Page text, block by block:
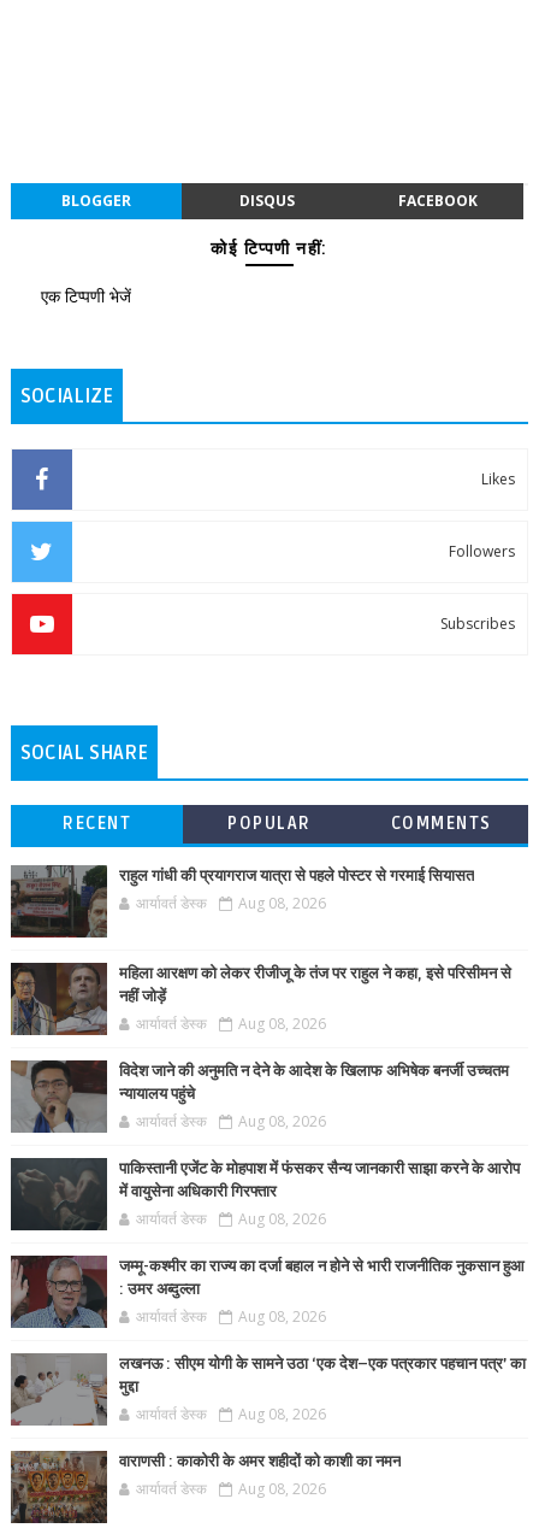
BLOGGER DISQUS FACEBOOK
कोई टिप्पणी नहीं:
एक टिप्पणी भेजें
SOCIALIZE
Likes
Followers
Subscribes
SOCIAL SHARE
RECENT POPULAR COMMENTS
राहुल गांधी की प्रयागराज यात्रा से पहले पोस्टर से गरमाई सियासत
आर्यावर्त डेस्क Aug 08, 2026
महिला आरक्षण को लेकर रीजीजू के तंज पर राहुल ने कहा, इसे परिसीमन से
नहीं जोड़ें
आर्यावर्त डेस्क Aug 08, 2026
विदेश जाने की अनुमति न देने के आदेश के खिलाफ अभिषेक बनर्जी उच्चतम
न्यायालय पहुंचे
आर्यावर्त डेस्क Aug 08, 2026
पाकिस्तानी एजेंट के मोहपाश में फंसकर सैन्य जानकारी साझा करने के आरोप
में वायुसेना अधिकारी गिरफ्तार
आर्यावर्त डेस्क Aug 08, 2026
जम्मू-कश्मीर का राज्य का दर्जा बहाल न होने से भारी राजनीतिक नुकसान हुआ
: उमर अब्दुल्ला
आर्यावर्त डेस्क Aug 08, 2026
लखनऊ : सीएम योगी के सामने उठा ‘एक देश–एक पत्रकार पहचान पत्र’ का
मुद्दा
आर्यावर्त डेस्क Aug 08, 2026
वाराणसी : काकोरी के अमर शहीदों को काशी का नमन
आर्यावर्त डेस्क Aug 08, 2026